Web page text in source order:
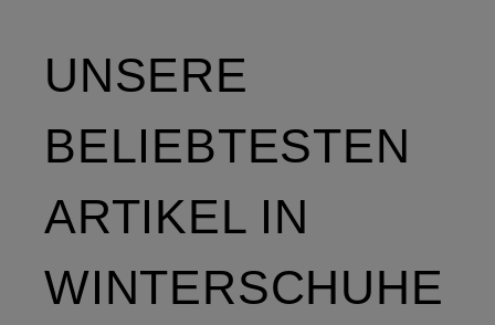
UNSERE
BELIEBTESTEN
ARTIKEL IN
WINTERSCHUHE